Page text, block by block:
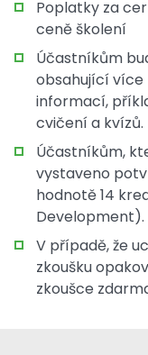
Poplatky za
ceně školení
Účastníkům
obsahující více
informací,
cvičení a kvízů.
Účastníkům,
vystaveno
hodnotě 14
Development).
V případě, že
zkoušku
zkoušce